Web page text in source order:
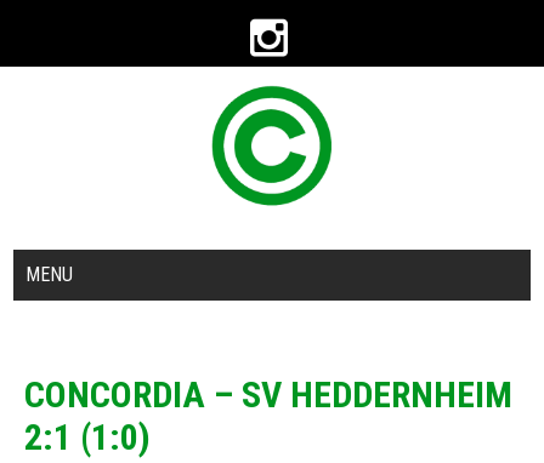
MENU
CONCORDIA – SV HEDDERNHEIM
2:1 (1:0)